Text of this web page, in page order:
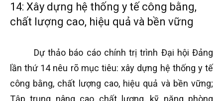
14: Xây dựng hệ thống y tế công bằng,
chất lượng cao, hiệu quả và bền vững
Dự thảo báo cáo chính trị trình Đại hội Đảng
lần thứ 14 nêu rõ mục tiêu: xây dựng hệ thống y tế
công bằng, chất lượng cao, hiệu quả và bền vững;
Tập trung nâng cao chất lượng, kỹ năng phòng